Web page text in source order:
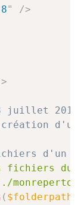
"
/>
>
juillet 2014
d'un
fichiers du
( $folderpath